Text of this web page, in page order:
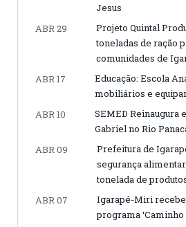
Jesus
ABR 29
Projeto Quintal
toneladas de ração
comunidades de
ABR 17
Educação: Escola
mobiliários e
ABR 10
SEMED Reinaugura
Gabriel no Rio
ABR 09
Prefeitura de
segurança
tonelada de
ABR 07
Igarapé-Miri
programa ‘Caminho